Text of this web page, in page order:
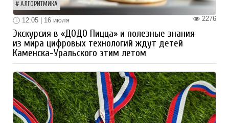
АЛГОРИТМИКА
2276
12:05 | 16 июля
Экскурсия в «ДОДО Пицца» и полезные знания
из мира цифровых технологий ждут детей
Каменска-Уральского этим летом